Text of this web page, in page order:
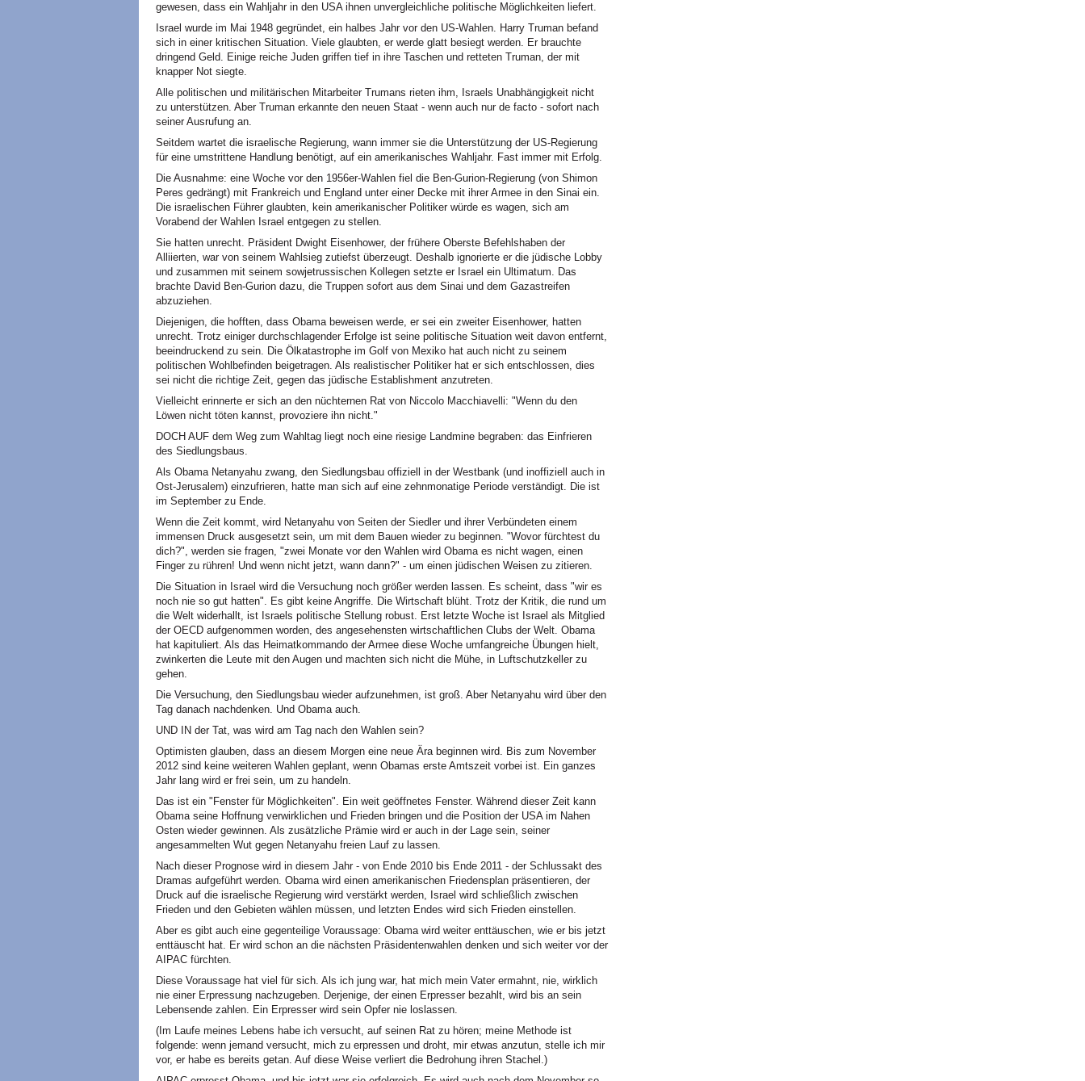
gewesen, dass ein Wahljahr in den USA ihnen unvergleichliche politische Möglichkeiten liefert.
Israel wurde im Mai 1948 gegründet, ein halbes Jahr vor den US-Wahlen. Harry Truman befand
sich in einer kritischen Situation. Viele glaubten, er werde glatt besiegt werden. Er brauchte
dringend Geld. Einige reiche Juden griffen tief in ihre Taschen und retteten Truman, der mit
knapper Not siegte.
Alle politischen und militärischen Mitarbeiter Trumans rieten ihm, Israels Unabhängigkeit nicht
zu unterstützen. Aber Truman erkannte den neuen Staat - wenn auch nur de facto - sofort nach
seiner Ausrufung an.
Seitdem wartet die israelische Regierung, wann immer sie die Unterstützung der US-Regierung
für eine umstrittene Handlung benötigt, auf ein amerikanisches Wahljahr. Fast immer mit Erfolg.
Die Ausnahme: eine Woche vor den 1956er-Wahlen fiel die Ben-Gurion-Regierung (von Shimon
Peres gedrängt) mit Frankreich und England unter einer Decke mit ihrer Armee in den Sinai ein.
Die israelischen Führer glaubten, kein amerikanischer Politiker würde es wagen, sich am
Vorabend der Wahlen Israel entgegen zu stellen.
Sie hatten unrecht. Präsident Dwight Eisenhower, der frühere Oberste Befehlshaben der
Alliierten, war von seinem Wahlsieg zutiefst überzeugt. Deshalb ignorierte er die jüdische Lobby
und zusammen mit seinem sowjetrussischen Kollegen setzte er Israel ein Ultimatum. Das
brachte David Ben-Gurion dazu, die Truppen sofort aus dem Sinai und dem Gazastreifen
abzuziehen.
Diejenigen, die hofften, dass Obama beweisen werde, er sei ein zweiter Eisenhower, hatten
unrecht. Trotz einiger durchschlagender Erfolge ist seine politische Situation weit davon entfernt,
beeindruckend zu sein. Die Ölkatastrophe im Golf von Mexiko hat auch nicht zu seinem
politischen Wohlbefinden beigetragen. Als realistischer Politiker hat er sich entschlossen, dies
sei nicht die richtige Zeit, gegen das jüdische Establishment anzutreten.
Vielleicht erinnerte er sich an den nüchternen Rat von Niccolo Macchiavelli: "Wenn du den
Löwen nicht töten kannst, provoziere ihn nicht."
DOCH AUF dem Weg zum Wahltag liegt noch eine riesige Landmine begraben: das Einfrieren
des Siedlungsbaus.
Als Obama Netanyahu zwang, den Siedlungsbau offiziell in der Westbank (und inoffiziell auch in
Ost-Jerusalem) einzufrieren, hatte man sich auf eine zehnmonatige Periode verständigt. Die ist
im September zu Ende.
Wenn die Zeit kommt, wird Netanyahu von Seiten der Siedler und ihrer Verbündeten einem
immensen Druck ausgesetzt sein, um mit dem Bauen wieder zu beginnen. "Wovor fürchtest du
dich?", werden sie fragen, "zwei Monate vor den Wahlen wird Obama es nicht wagen, einen
Finger zu rühren! Und wenn nicht jetzt, wann dann?" - um einen jüdischen Weisen zu zitieren.
Die Situation in Israel wird die Versuchung noch größer werden lassen. Es scheint, dass "wir es
noch nie so gut hatten". Es gibt keine Angriffe. Die Wirtschaft blüht. Trotz der Kritik, die rund um
die Welt widerhallt, ist Israels politische Stellung robust. Erst letzte Woche ist Israel als Mitglied
der OECD aufgenommen worden, des angesehensten wirtschaftlichen Clubs der Welt. Obama
hat kapituliert. Als das Heimatkommando der Armee diese Woche umfangreiche Übungen hielt,
zwinkerten die Leute mit den Augen und machten sich nicht die Mühe, in Luftschutzkeller zu
gehen.
Die Versuchung, den Siedlungsbau wieder aufzunehmen, ist groß. Aber Netanyahu wird über den
Tag danach nachdenken. Und Obama auch.
UND IN der Tat, was wird am Tag nach den Wahlen sein?
Optimisten glauben, dass an diesem Morgen eine neue Ära beginnen wird. Bis zum November
2012 sind keine weiteren Wahlen geplant, wenn Obamas erste Amtszeit vorbei ist. Ein ganzes
Jahr lang wird er frei sein, um zu handeln.
Das ist ein "Fenster für Möglichkeiten". Ein weit geöffnetes Fenster. Während dieser Zeit kann
Obama seine Hoffnung verwirklichen und Frieden bringen und die Position der USA im Nahen
Osten wieder gewinnen. Als zusätzliche Prämie wird er auch in der Lage sein, seiner
angesammelten Wut gegen Netanyahu freien Lauf zu lassen.
Nach dieser Prognose wird in diesem Jahr - von Ende 2010 bis Ende 2011 - der Schlussakt des
Dramas aufgeführt werden. Obama wird einen amerikanischen Friedensplan präsentieren, der
Druck auf die israelische Regierung wird verstärkt werden, Israel wird schließlich zwischen
Frieden und den Gebieten wählen müssen, und letzten Endes wird sich Frieden einstellen.
Aber es gibt auch eine gegenteilige Voraussage: Obama wird weiter enttäuschen, wie er bis jetzt
enttäuscht hat. Er wird schon an die nächsten Präsidentenwahlen denken und sich weiter vor der
AIPAC fürchten.
Diese Voraussage hat viel für sich. Als ich jung war, hat mich mein Vater ermahnt, nie, wirklich
nie einer Erpressung nachzugeben. Derjenige, der einen Erpresser bezahlt, wird bis an sein
Lebensende zahlen. Ein Erpresser wird sein Opfer nie loslassen.
(Im Laufe meines Lebens habe ich versucht, auf seinen Rat zu hören; meine Methode ist
folgende: wenn jemand versucht, mich zu erpressen und droht, mir etwas anzutun, stelle ich mir
vor, er habe es bereits getan. Auf diese Weise verliert die Bedrohung ihren Stachel.)